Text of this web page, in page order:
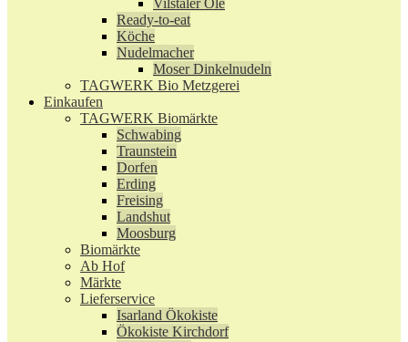
Vilstaler Öle
Ready-to-eat
Köche
Nudelmacher
Moser Dinkelnudeln
TAGWERK Bio Metzgerei
Einkaufen
TAGWERK Biomärkte
Schwabing
Traunstein
Dorfen
Erding
Freising
Landshut
Moosburg
Biomärkte
Ab Hof
Märkte
Lieferservice
Isarland Ökokiste
Ökokiste Kirchdorf